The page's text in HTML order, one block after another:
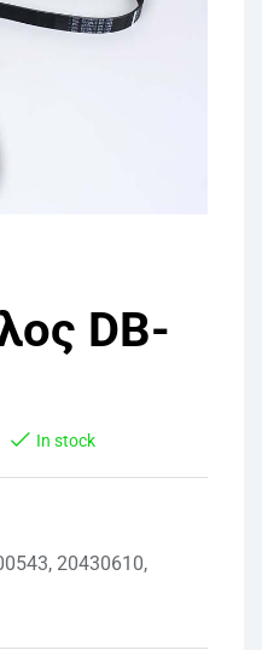
DB-
In stock
20430610,